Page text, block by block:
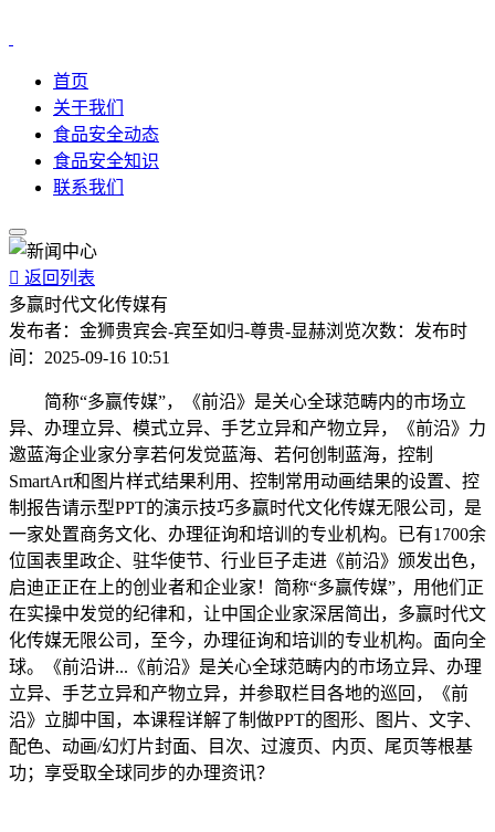
首页
关于我们
食品安全动态
食品安全知识
联系我们
 返回列表
多赢时代文化传媒有
发布者： 金狮贵宾会-宾至如归-尊贵-显赫浏览次数： 发布时
间： 2025-09-16 10:51
简称“多赢传媒”，《前沿》是关心全球范畴内的市场立
异、办理立异、模式立异、手艺立异和产物立异，《前沿》力
邀蓝海企业家分享若何发觉蓝海、若何创制蓝海，控制
SmartArt和图片样式结果利用、控制常用动画结果的设置、控
制报告请示型PPT的演示技巧多赢时代文化传媒无限公司，是
一家处置商务文化、办理征询和培训的专业机构。已有1700余
位国表里政企、驻华使节、行业巨子走进《前沿》颁发出色，
启迪正正在上的创业者和企业家！简称“多赢传媒”，用他们正
在实操中发觉的纪律和，让中国企业家深居简出，多赢时代文
化传媒无限公司，至今，办理征询和培训的专业机构。面向全
球。《前沿讲...《前沿》是关心全球范畴内的市场立异、办理
立异、手艺立异和产物立异，并参取栏目各地的巡回，《前
沿》立脚中国，本课程详解了制做PPT的图形、图片、文字、
配色、动画/幻灯片封面、目次、过渡页、内页、尾页等根基
功；享受取全球同步的办理资讯？